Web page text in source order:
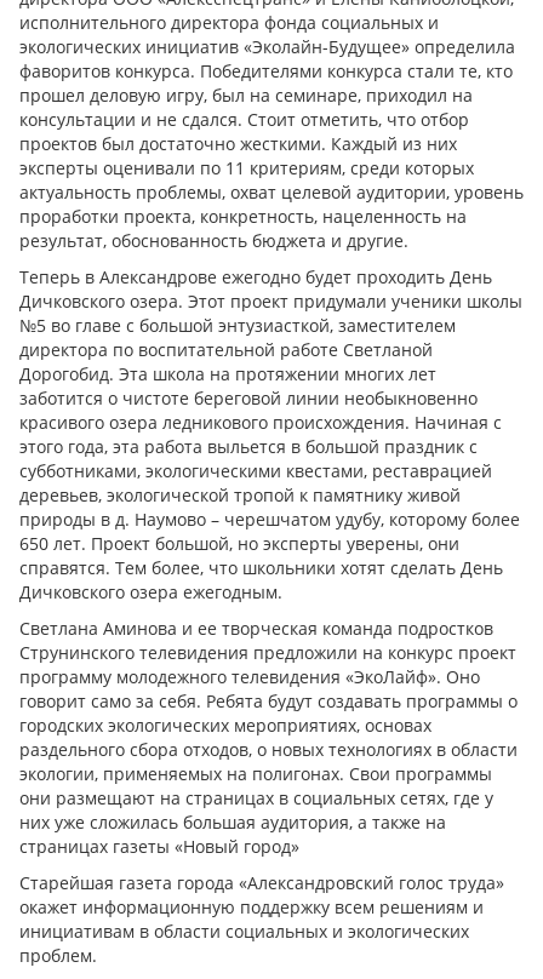
исполнительного директора фонда социальных и
экологических инициатив «Эколайн-Будущее» определила
фаворитов конкурса. Победителями конкурса стали те, кто
прошел деловую игру, был на семинаре, приходил на
консультации и не сдался. Стоит отметить, что отбор
проектов был достаточно жесткими. Каждый из них
эксперты оценивали по 11 критериям, среди которых
актуальность проблемы, охват целевой аудитории, уровень
проработки проекта, конкретность, нацеленность на
результат, обоснованность бюджета и другие.
Теперь в Александрове ежегодно будет проходить День
Дичковского озера. Этот проект придумали ученики школы
№5 во главе с большой энтузиасткой, заместителем
директора по воспитательной работе Светланой
Дорогобид. Эта школа на протяжении многих лет
заботится о чистоте береговой линии необыкновенно
красивого озера ледникового происхождения. Начиная с
этого года, эта работа выльется в большой праздник с
субботниками, экологическими квестами, реставрацией
деревьев, экологической тропой к памятнику живой
природы в д. Наумово – черешчатом удубу, которому более
650 лет. Проект большой, но эксперты уверены, они
справятся. Тем более, что школьники хотят сделать День
Дичковского озера ежегодным.
Светлана Аминова и ее творческая команда подростков
Струнинского телевидения предложили на конкурс проект
программу молодежного телевидения «ЭкоЛайф». Оно
говорит само за себя. Ребята будут создавать программы о
городских экологических мероприятиях, основах
раздельного сбора отходов, о новых технологиях в области
экологии, применяемых на полигонах. Свои программы
они размещают на страницах в социальных сетях, где у
них уже сложилась большая аудитория, а также на
страницах газеты «Новый город»
Старейшая газета города «Александровский голос труда»
окажет информационную поддержку всем решениям и
инициативам в области социальных и экологических
проблем.